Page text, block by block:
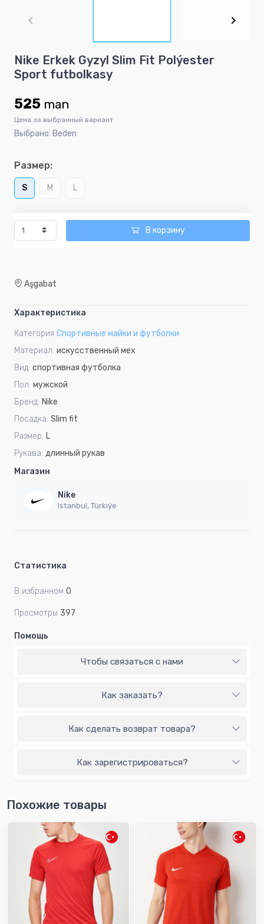
1
of
Nike Erkek Gyzyl Slim Fit Polýester
Sport futbolkasy
525 man
Цена за выбранный вариант
Выбрано: Beden
Размер:
S M L
В корзину
Aşgabat
Характеристика
Категория Спортивные майки и футболки
Материал: искусственный мех
Вид: спортивная футболка
Пол: мужской
Бренд: Nike
Посадка: Slim fit
Размер: L
Рукава: длинный рукав
Магазин
Nike
Istanbul, Türkiýe
Статистика
В избранном 0
Просмотры 397
Помощь
Чтобы связаться с нами
Как заказать?
Как сделать возврат товара?
Как зарегистрироваться?
Похожие товары